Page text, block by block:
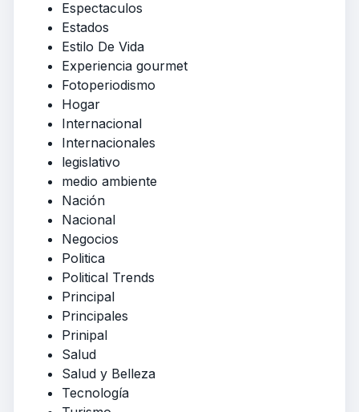
Espectaculos
Estados
Estilo De Vida
Experiencia gourmet
Fotoperiodismo
Hogar
Internacional
Internacionales
legislativo
medio ambiente
Nación
Nacional
Negocios
Politica
Political Trends
Principal
Principales
Prinipal
Salud
Salud y Belleza
Tecnología